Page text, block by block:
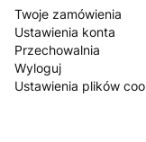
Twoje zamówienia
Ustawienia konta
Przechowalnia
Wyloguj
Ustawienia plików